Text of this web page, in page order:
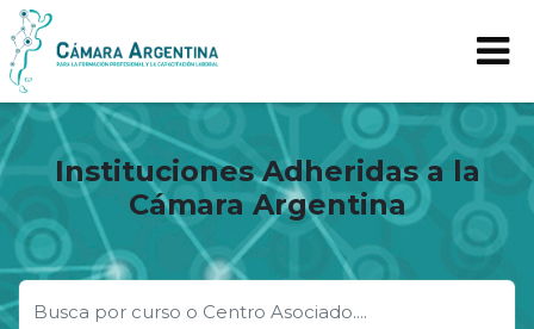
Instituciones Adheridas a la
Cámara Argentina